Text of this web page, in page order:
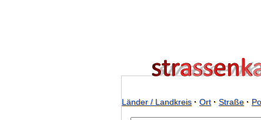
Länder / Landkreis· Ort· Straße·